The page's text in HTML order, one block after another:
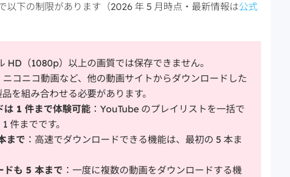
以下の制限があります（2026 年 5 月時点・最新情報は公式
HD（1080p）以上の画質では保存できません。
ニコニコ動画など、他の動画サイトからダウンロードした
を組み合わせる必要があります。
は 1 件まで体験可能 ：YouTube のプレイリストを一括で
件までです。
まで ：高速でダウンロードできる機能は、最初の 5 本ま
ドも 5 本まで ：一度に複数の動画をダウンロードする機